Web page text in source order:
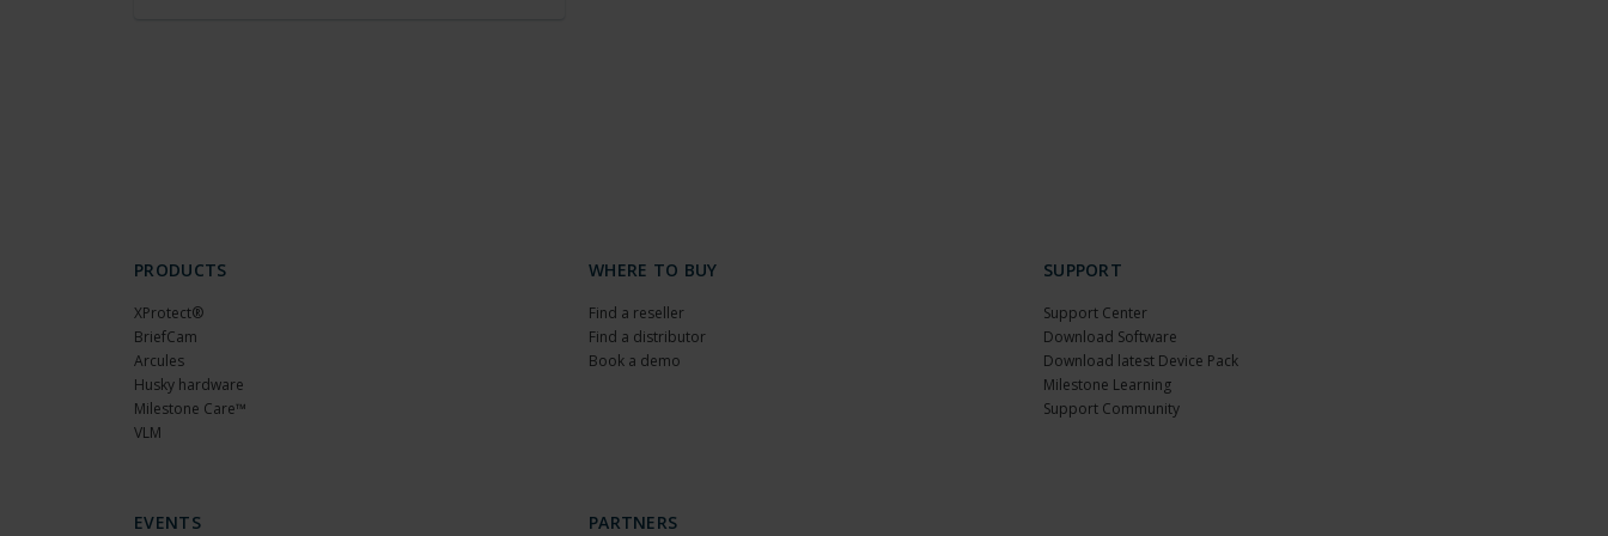
PRODUCTS
XProtect®
BriefCam
Arcules
Husky hardware
Milestone Care™
VLM
WHERE TO BUY
Find a reseller
Find a distributor
Book a demo
SUPPORT
Support Center
Download Software
Download latest Device Pack
Milestone Learning
Support Community
EVENTS PARTNERS